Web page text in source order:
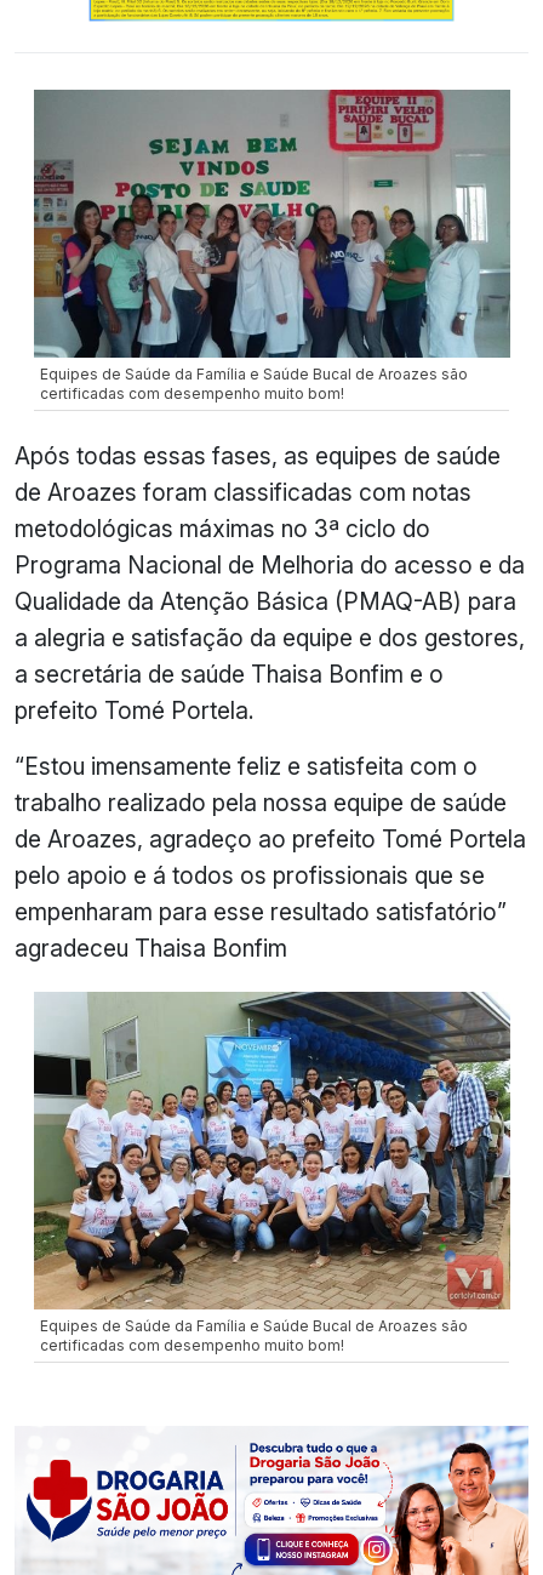
Equipes de Saúde da Família e Saúde Bucal de Aroazes são
certificadas com desempenho muito bom!
Após todas essas fases, as equipes de saúde
de Aroazes foram classificadas com notas
metodológicas máximas no 3ª ciclo do
Programa Nacional de Melhoria do acesso e da
Qualidade da Atenção Básica (PMAQ-AB) para
a alegria e satisfação da equipe e dos gestores,
a secretária de saúde Thaisa Bonfim e o
prefeito Tomé Portela.
“Estou imensamente feliz e satisfeita com o
trabalho realizado pela nossa equipe de saúde
de Aroazes, agradeço ao prefeito Tomé Portela
pelo apoio e á todos os profissionais que se
empenharam para esse resultado satisfatório”
agradeceu Thaisa Bonfim
Equipes de Saúde da Família e Saúde Bucal de Aroazes são
certificadas com desempenho muito bom!